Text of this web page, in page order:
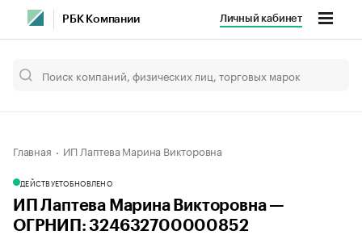
РБК Компании Личный кабинет
Главная ИП Лаптева Марина Викторовна
ДЕЙСТВУЕТОБНОВЛЕНО
ИП Лаптева Марина Викторовна —
ОГРНИП: 324632700000852